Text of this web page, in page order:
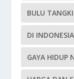
BULU
DI INDONESIA
GAYA HIDUP